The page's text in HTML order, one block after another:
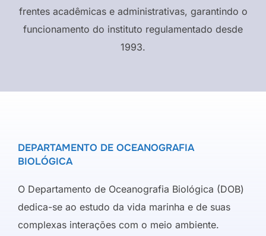
frentes acadêmicas e administrativas, garantindo o
funcionamento do instituto regulamentado desde
1993.
DEPARTAMENTO DE OCEANOGRAFIA
BIOLÓGICA
O Departamento de Oceanografia Biológica (DOB)
dedica-se ao estudo da vida marinha e de suas
complexas interações com o meio ambiente.